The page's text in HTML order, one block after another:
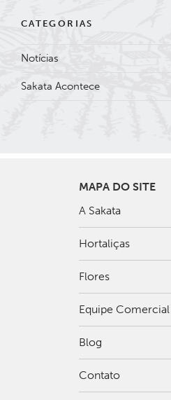
CATEGORIAS
Notícias
Sakata Acontece
MAPA DO SITE
A Sakata
Hortaliças
Flores
Equipe Comercial
Blog
Contato